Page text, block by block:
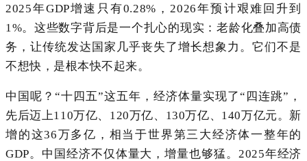
2025年GDP增速只有0.28%，2026年预计艰难回升到
1%。这些数字背后是一个扎心的现实：老龄化叠加高债
务，让传统发达国家几乎丧失了增长想象力。它们不是
不想快，是根本快不起来。
中国呢？“十四五”这五年，经济体量实现了“四连跳”，
先后迈上110万亿、120万亿、130万亿、140万亿元。新
增的这36万多亿，相当于世界第三大经济体一整年的
GDP。中国经济不仅体量大，增量也够猛。2025年经济